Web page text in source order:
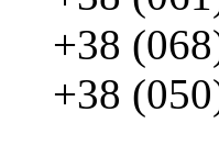
+38
+38